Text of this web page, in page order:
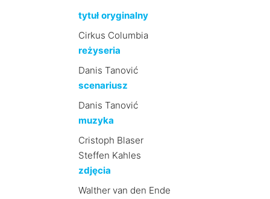
tytuł oryginalny
Cirkus Columbia
reżyseria
Danis Tanović
scenariusz
Danis Tanović
muzyka
Cristoph Blaser
Steffen Kahles
zdjęcia
Walther van den Ende